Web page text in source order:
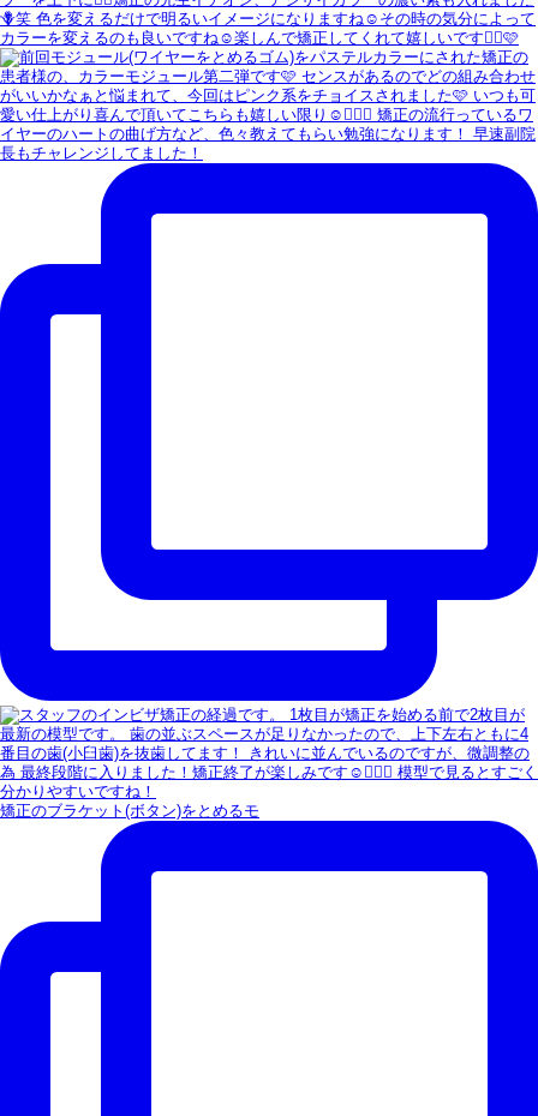
矯正のブラケット(ボタン)をとめるモ